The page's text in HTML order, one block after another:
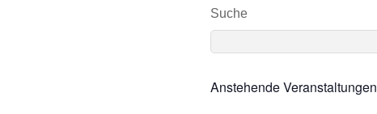
Suche
Anstehende Veranstaltungen